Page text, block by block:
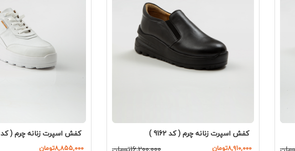
کفش اسپرت زنانه چرم ( کد 9162 )
۸,۹۱۰,۰۰۰تومان
کفش اسپرت زنانه چرم ( کد 9163 )
۸,۸۵۵,۰۰۰تومان